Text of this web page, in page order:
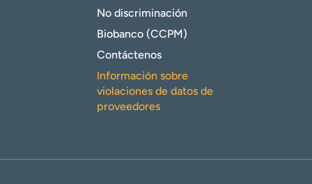
No discriminación
Biobanco (CCPM)
Contáctenos
Información sobre
violaciones de datos de
proveedores